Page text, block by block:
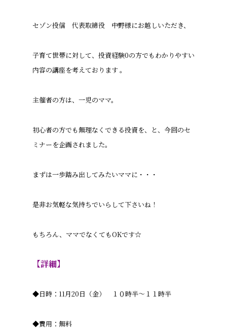
セゾン投信 代表取締役 中野様にお越しいただき、
子育て世帯に対して、投資経験0の方でもわかりやすい
内容の講座を考えております 。
主催者の方は、一児のママ。
初心者の方でも無理なくできる投資を、と、今回のセ
ミナーを企画されました。
まずは一歩踏み出してみたいママに・・・
是非お気軽な気持ちでいらして下さいね！
もちろん、ママでなくてもOKです☆
【詳細】
◆日時：11月20日（金） １０時半～１１時半
◆費用：無料